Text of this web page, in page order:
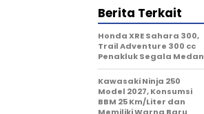
Berita Terkait
Honda XRE Sahara 300,
Trail Adventure 300 cc
Penakluk Segala Medan
Kawasaki Ninja 250
Model 2027, Konsumsi
BBM 25 Km/Liter dan